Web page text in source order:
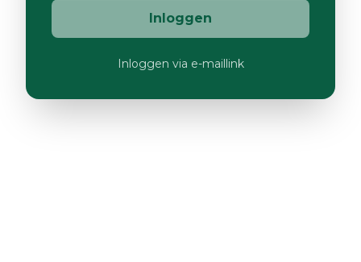
Inloggen
Inloggen via e-maillink